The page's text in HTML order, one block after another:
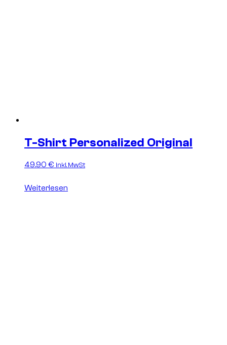
T-Shirt Personalized Original
49.90 € inkl. MwSt
Weiterlesen